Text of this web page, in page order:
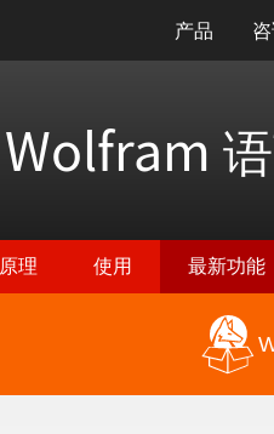
产品
Wolfram
原理 使用 最新功能